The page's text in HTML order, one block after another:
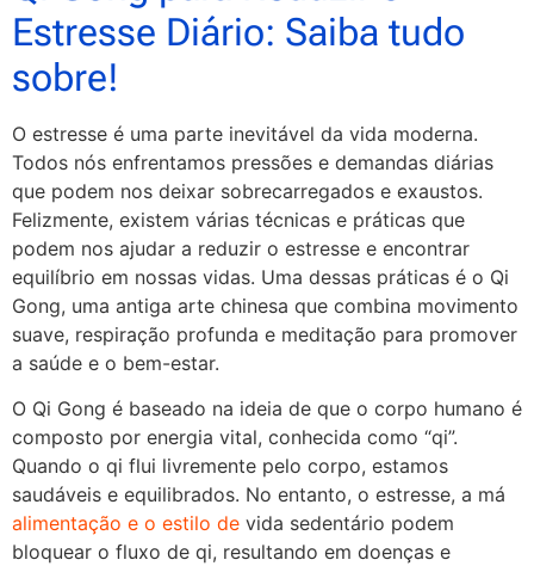
Estresse Diário: Saiba tudo
sobre!
O estresse é uma parte inevitável da vida moderna.
Todos nós enfrentamos pressões e demandas diárias
que podem nos deixar sobrecarregados e exaustos.
Felizmente, existem várias técnicas e práticas que
podem nos ajudar a reduzir o estresse e encontrar
equilíbrio em nossas vidas. Uma dessas práticas é o Qi
Gong, uma antiga arte chinesa que combina movimento
suave, respiração profunda e meditação para promover
a saúde e o bem-estar.
O Qi Gong é baseado na ideia de que o corpo humano é
composto por energia vital, conhecida como “qi”.
Quando o qi flui livremente pelo corpo, estamos
saudáveis e equilibrados. No entanto, o estresse, a má
alimentação e o estilo de vida sedentário podem
bloquear o fluxo de qi, resultando em doenças e